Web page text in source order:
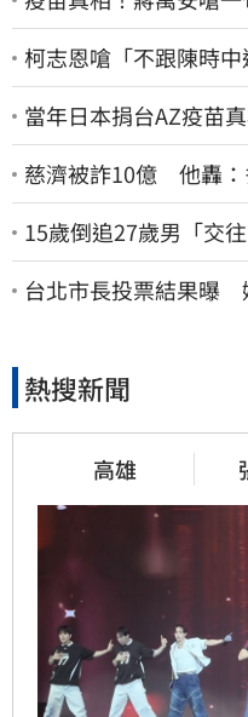
柯志恩嗆「不跟陳時
當年日本捐台AZ疫苗
慈濟被詐10億 他轟：
15歲倒追27歲男「交
務 36歲美魔女當阿
台北市長投票結果曝
熱搜新聞
高雄